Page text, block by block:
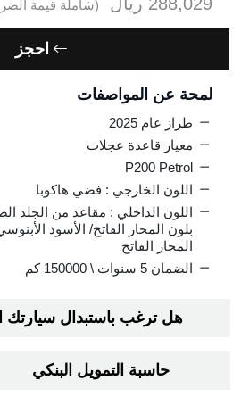
(شاملة قيمة
احجز
لمحة عن المواصفات
طراز عام 2025
معيار قاعدة عجلات
P200 Petrol
اللون الخارجي : فضي هاكوبا
بلون المحار الفاتح/ الأسود
المحار الفاتح
الضمان 5 سنوات \ 150000 كم
هل ترغب باستبدال سيارتك
حاسبة التمويل البنكي